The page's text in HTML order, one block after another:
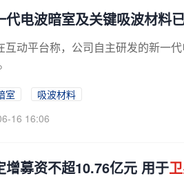
代电波暗室及关键吸波材料
互动平台称，公司自主研发的新一
室
吸波材料
16 16:06
增募资不超10.76亿元 用于